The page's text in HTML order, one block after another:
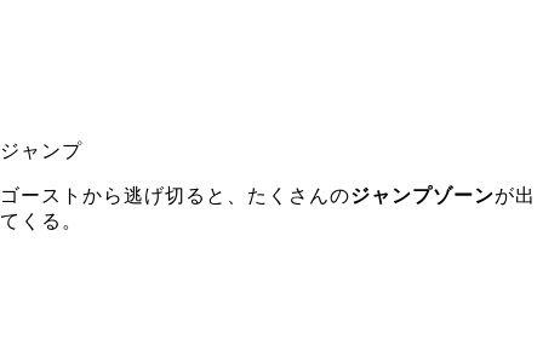
ジャンプ
ゴーストから逃げ切ると、たくさんのジャンプゾーンが出
てくる。